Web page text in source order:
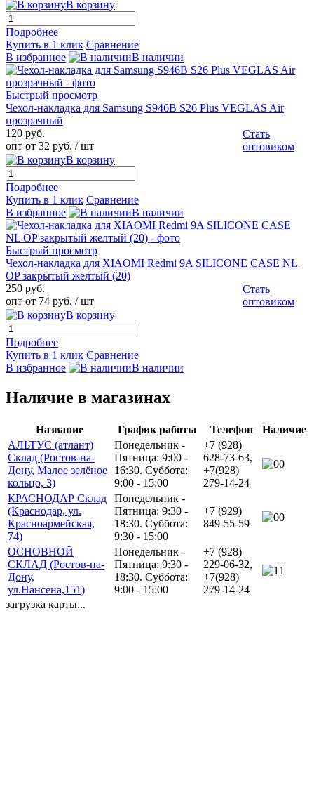
В корзину
Подробнее
Купить в 1 клик Сравнение
В избранное
В наличии
Быстрый просмотр
Чехол-накладка для Samsung S946B S26 Plus VEGLAS Air
прозрачный
120 руб.
опт от 32 руб. / шт
Стать
оптовиком
В корзину
Подробнее
Купить в 1 клик Сравнение
В избранное
В наличии
Быстрый просмотр
Чехол-накладка для XIAOMI Redmi 9A SILICONE CASE NL
OP закрытый желтый (20)
250 руб.
опт от 74 руб. / шт
Стать
оптовиком
В корзину
Подробнее
Купить в 1 клик Сравнение
В избранное
В наличии
Наличие в магазинах
Название График работы Телефон
Наличие
АЛЬТУС (атлант)
Склад (Ростов-на-
Дону, Малое зелёное
кольцо, 3)
Понедельник -
Пятница: 9:00 -
16:30. Суббота:
9:00 - 15:00
+7 (928)
628-73-63,
+7(928)
279-14-24
0
КРАСНОДАР Склад
(Краснодар, ул.
Красноармейская,
74)
Понедельник -
Пятница: 9:30 -
18:30. Суббота:
9:30 - 15:00
+7 (929)
849-55-59
0
ОСНОВНОЙ
СКЛАД (Ростов-на-
Дону,
ул.Нансена,151)
Понедельник -
Пятница: 9:30 -
18:30. Суббота:
9:00 - 15:00
+7 (928)
229-06-32,
+7(928)
279-14-24
1
загрузка карты...